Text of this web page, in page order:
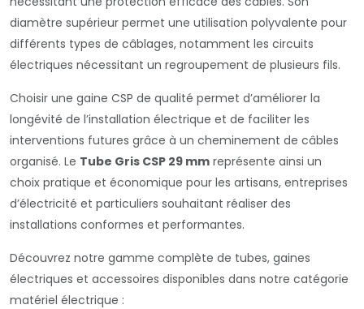
diamètre supérieur permet une utilisation polyvalente pour
différents types de câblages, notamment les circuits
électriques nécessitant un regroupement de plusieurs fils.
Choisir une gaine CSP de qualité permet d’améliorer la
longévité de l’installation électrique et de faciliter les
interventions futures grâce à un cheminement de câbles
organisé. Le Tube Gris CSP 29 mm représente ainsi un
choix pratique et économique pour les artisans, entreprises
d’électricité et particuliers souhaitant réaliser des
installations conformes et performantes.
Découvrez notre gamme complète de tubes, gaines
électriques et accessoires disponibles dans notre catégorie
matériel électrique :